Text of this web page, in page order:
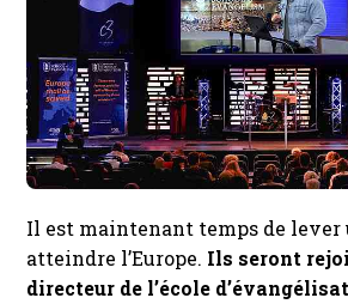
Il est maintenant temps de lever
atteindre l’Europe. Ils seront
directeur de l’école